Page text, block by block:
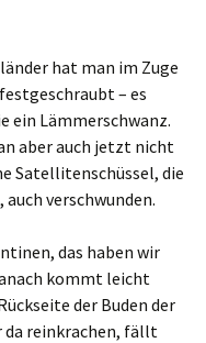
hat man im Zuge
– es
ein Lämmerschwanz.
aber auch jetzt nicht
Satellitenschüssel, die
verschwunden.
das haben wir
kommt leicht
der Buden der
da reinkrachen, fällt